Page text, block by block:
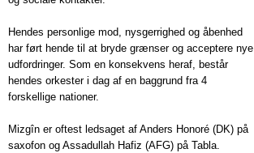
Hendes personlige mod, nysgerrighed og åbenhed
har ført hende til at bryde grænser og acceptere nye
udfordringer. Som en konsekvens heraf, består
hendes orkester i dag af en baggrund fra 4
forskellige nationer.
Mizgîn er oftest ledsaget af Anders Honoré (DK) på
saxofon og Assadullah Hafiz (AFG) på Tabla.